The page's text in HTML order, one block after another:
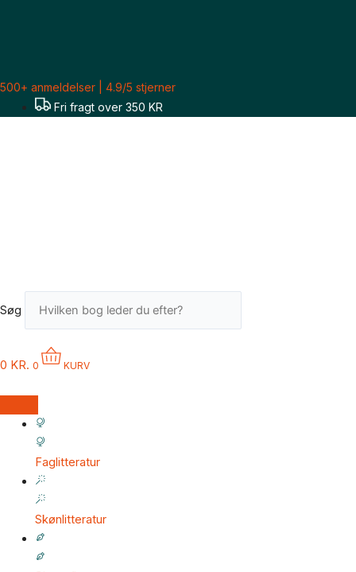
500+ anmeldelser | 4.9/5 stjerner
Fri fragt over 350 KR
Søg
0 KR. 0 KURV
Faglitteratur
Skønlitteratur